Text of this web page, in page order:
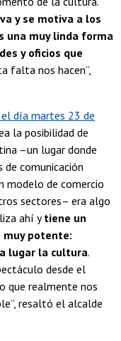
y se motiva a los
una muy linda forma
y oficios que
falta nos hacen”,
día martes 23 de
la posibilidad de
–un lugar donde
comunicación
modelo de comercio
sectores– era algo
ahí ytiene un
muy potente:
lugar la cultura.
desde el
que realmente nos
resaltó el alcalde